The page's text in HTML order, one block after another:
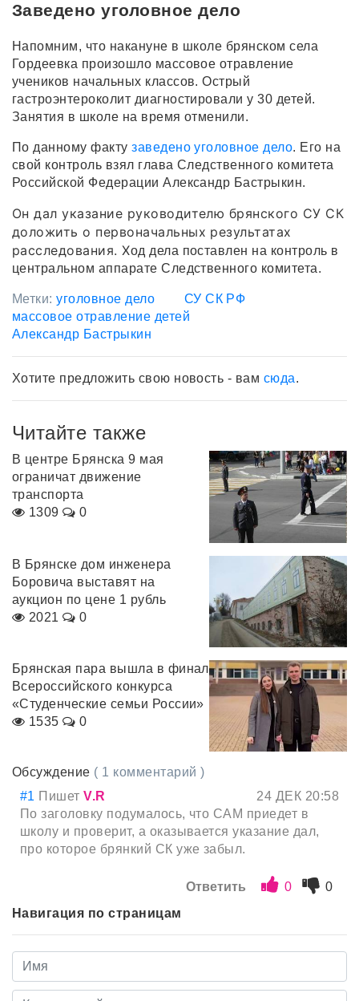
Заведено уголовное дело
Напомним, что накануне в школе брянском села
Гордеевка произошло массовое отравление
учеников начальных классов. Острый
гастроэнтероколит диагностировали у 30 детей.
Занятия в школе на время отменили.
По данному фактузаведено уголовное дело. Его на
свой контроль взял глава Следственного комитета
Российской Федерации Александр Бастрыкин.
Он дал указание руководителю брянского СУ СК
доложить о первоначальных результатах
расследования. Ход дела поставлен на контроль в
центральном аппарате Следственного комитета.
Метки:уголовное дело
СУ СК РФ
массовое отравление детей
Александр Бастрыкин
Хотите предложить свою новость - вам сюда.
Читайте также
В центре Брянска 9 мая
ограничат движение
транспорта
1309
0
В Брянске дом инженера
Боровича выставят на
аукцион по цене 1 рубль
2021
0
Брянская пара вышла в финал
Всероссийского конкурса
«Студенческие семьи России»
1535
0
Обсуждение ( 1 комментарий )
#1 ПишетV.R
24 ДЕК 20:58
По заголовку подумалось, что САМ приедет в
школу и проверит, а оказывается указание дал,
про которое брянкий СК уже забыл.
Ответить 0
0
Навигация по страницам